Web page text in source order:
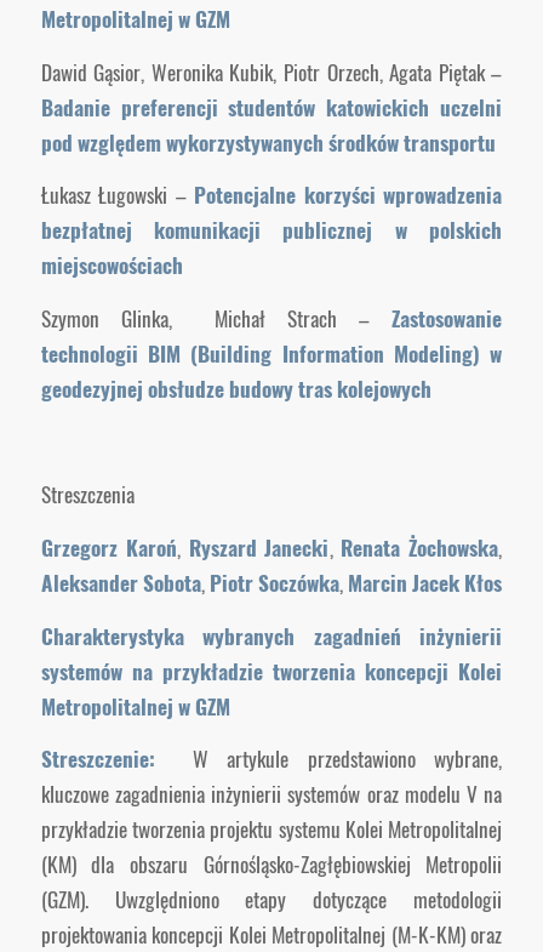
Metropolitalnej w GZM
Dawid Gąsior, Weronika Kubik, Piotr Orzech, Agata Piętak –
Badanie preferencji studentów katowickich uczelni
pod względem wykorzystywanych środków transportu
Łukasz Ługowski –Potencjalne korzyści wprowadzenia
bezpłatnej komunikacji publicznej w polskich
miejscowościach
Szymon Glinka, Michał Strach – Zastosowanie
technologii BIM (Building Information Modeling) w
geodezyjnej obsłudze budowy tras kolejowych
Streszczenia
Grzegorz Karoń, Ryszard Janecki,Renata Żochowska,
Aleksander Sobota,Piotr Soczówka,Marcin Jacek Kłos
Charakterystyka wybranych zagadnień inżynierii
systemów na przykładzie tworzenia koncepcji Kolei
Metropolitalnej w GZM
Streszczenie: W artykule przedstawiono wybrane,
kluczowe zagadnienia inżynierii systemów oraz modelu V na
przykładzie tworzenia projektu systemu Kolei Metropolitalnej
(KM) dla obszaru Górnośląsko-Zagłębiowskiej Metropolii
(GZM). Uwzględniono etapy dotyczące metodologii
projektowania koncepcji Kolei Metropolitalnej (M-K-KM) oraz